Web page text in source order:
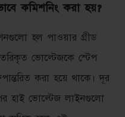
কমিশনিং করা হয়?
হল পাওয়ার গ্রীড
ভোল্টেজকে স্টেপ
করা হয়ে থাকে। দূর
হাই ভোল্টেজ লাইনগুলো